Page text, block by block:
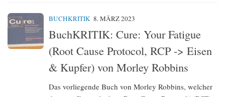
BUCHKRITIK 8. MÄRZ 2023
BuchKRITIK: Cure: Your Fatigue
(Root Cause Protocol, RCP -> Eisen
& Kupfer) von Morley Robbins
Das vorliegende Buch von Morley Robbins, welcher